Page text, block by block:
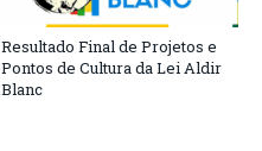
Resultado Final de Projetos e
Pontos de Cultura da Lei Aldir
Blanc